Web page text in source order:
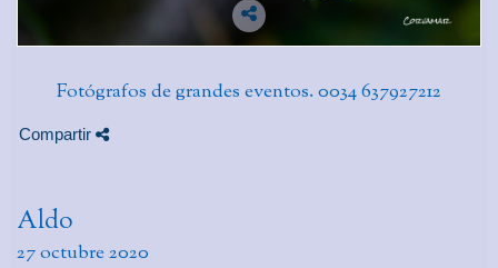
Fotógrafos de grandes eventos. 0034 637927212
Compartir
Aldo
27 octubre 2020